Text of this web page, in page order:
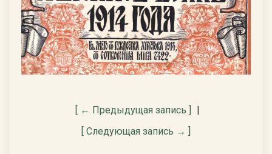
[ ← Предыдущая запись ]
|
[ Следующая запись → ]